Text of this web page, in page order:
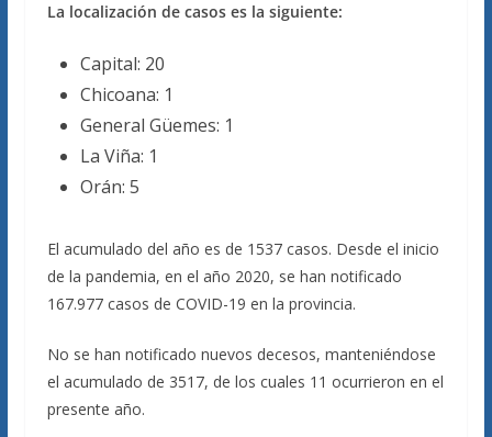
La localización de casos es la siguiente:
Capital: 20
Chicoana: 1
General Güemes: 1
La Viña: 1
Orán: 5
El acumulado del año es de 1537 casos. Desde el inicio
de la pandemia, en el año 2020, se han notificado
167.977 casos de COVID-19 en la provincia.
No se han notificado nuevos decesos, manteniéndose
el acumulado de 3517, de los cuales 11 ocurrieron en el
presente año.